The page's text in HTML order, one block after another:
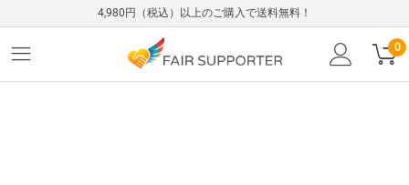
4,980円（税込）以上のご購入で送料無料！
0